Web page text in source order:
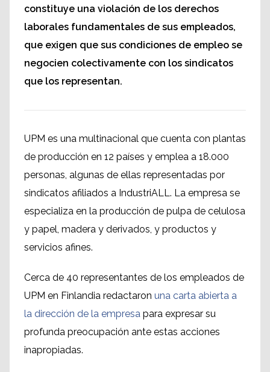
constituye una violación de los derechos
laborales fundamentales de sus empleados,
que exigen que sus condiciones de empleo se
negocien colectivamente con los sindicatos
que los representan.
UPM es una multinacional que cuenta con plantas
de producción en 12 países y emplea a 18.000
personas, algunas de ellas representadas por
sindicatos afiliados a IndustriALL. La empresa se
especializa en la producción de pulpa de celulosa
y papel, madera y derivados, y productos y
servicios afines.
Cerca de 40 representantes de los empleados de
UPM en Finlandia redactaron una carta abierta a
la dirección de la empresa para expresar su
profunda preocupación ante estas acciones
inapropiadas.